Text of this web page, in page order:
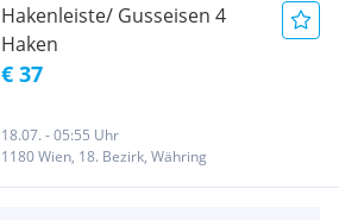
Hakenleiste/ Gusseisen 4
Haken
€ 37
18.07. - 05:55 Uhr
1180 Wien, 18. Bezirk, Währing